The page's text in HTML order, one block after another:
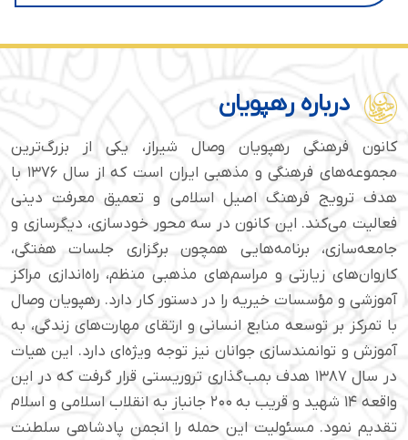
درباره رهپویان
کانون فرهنگی رهپویان وصال شیراز، یکی از بزرگ‌ترین
مجموعه‌های فرهنگی و مذهبی ایران است که از سال ۱۳۷۶ با
هدف ترویج فرهنگ اصیل اسلامی و تعمیق معرفت دینی
فعالیت می‌کند. این کانون در سه محور خودسازی، دیگرسازی و
جامعه‌سازی، برنامه‌هایی همچون برگزاری جلسات هفتگی،
کاروان‌های زیارتی و مراسم‌های مذهبی منظم، راه‌اندازی مراکز
آموزشی و مؤسسات خیریه را در دستور کار دارد. رهپویان وصال
با تمرکز بر توسعه منابع انسانی و ارتقای مهارت‌های زندگی، به
آموزش و توانمندسازی جوانان نیز توجه ویژه‌ای دارد. این هیات
در سال ۱۳۸۷ هدف بمب‌گذاری تروریستی قرار گرفت که در این
واقعه ۱۴ شهید و قریب به ۲۰۰ جانباز به انقلاب اسلامی و اسلام
تقدیم نمود. مسئولیت این حمله را انجمن پادشاهی سلطنت